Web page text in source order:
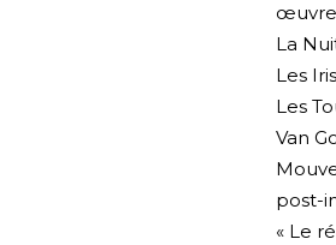
La
Les Iris
Les
Van
post-
« Le